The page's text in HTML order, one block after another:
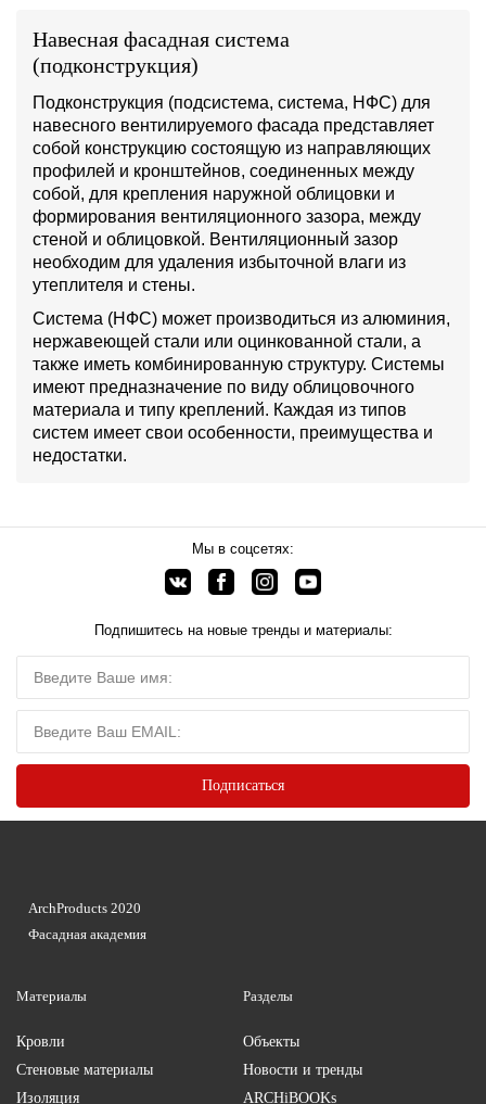
Навесная фасадная система
(подконструкция)
Подконструкция (подсистема, система, НФС) для
навесного вентилируемого фасада представляет
собой конструкцию состоящую из направляющих
профилей и кронштейнов, соединенных между
собой, для крепления наружной облицовки и
формирования вентиляционного зазора, между
стеной и облицовкой. Вентиляционный зазор
необходим для удаления избыточной влаги из
утеплителя и стены.
Система (НФС) может производиться из алюминия,
нержавеющей стали или оцинкованной стали, а
также иметь комбинированную структуру. Системы
имеют предназначение по виду облицовочного
материала и типу креплений. Каждая из типов
систем имеет свои особенности, преимущества и
недостатки.
Мы в соцсетях:
Подпишитесь на новые тренды и материалы:
Материалы
Кровли
Стеновые материалы
Изоляция
Разделы
Объекты
Новости и тренды
ARCHiBOOKs
ArchProducts 2020
Фасадная академия